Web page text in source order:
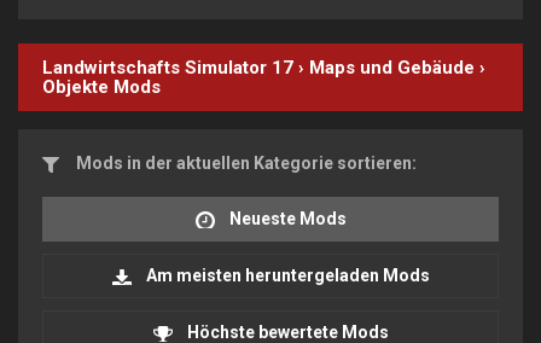
Landwirtschafts Simulator 17 › Maps und Gebäude ›
Objekte Mods
Mods in der aktuellen Kategorie sortieren:
Neueste Mods
Am meisten heruntergeladen Mods
Höchste bewertete Mods